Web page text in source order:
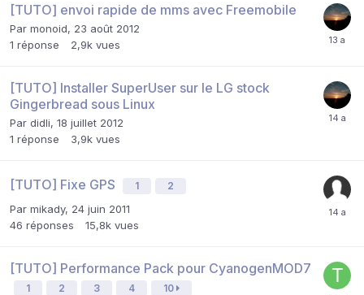
[TUTO] envoi rapide de mms avec Freemobile
Par monoid, 23 août 2012
1 réponse 2,9k vues
[TUTO] Installer SuperUser sur le LG stock
Gingerbread sous Linux
Par didli, 18 juillet 2012
1 réponse 3,9k vues
[TUTO] Fixe GPS 1 2
Par mikady, 24 juin 2011
46 réponses 15,8k vues
[TUTO] Performance Pack pour CyanogenMOD7
1 2 3 4 10